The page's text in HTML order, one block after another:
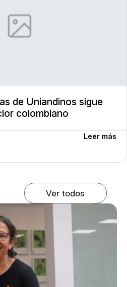
de Uniandinos sigue
colombiano
Leer más
Ver todos